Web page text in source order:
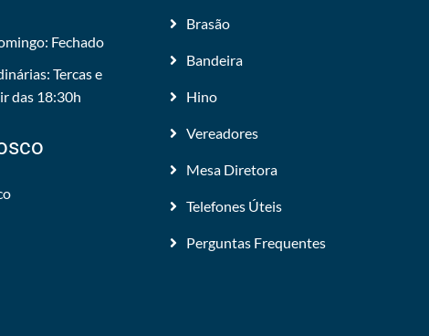
Fechado
Tercas e
das 18:30h
Brasão
Bandeira
Hino
Vereadores
Mesa Diretora
Telefones Úteis
Perguntas Frequentes